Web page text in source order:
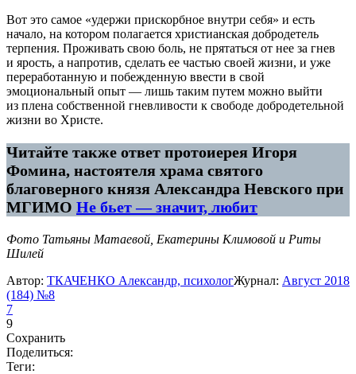
Вот это самое «удержи прискорбное внутри себя» и есть
начало, на котором полагается христианская добродетель
терпения. Проживать свою боль, не прятаться от нее за гнев
и ярость, а напротив, сделать ее частью своей жизни, и уже
переработанную и побежденную ввести в свой
эмоциональный опыт — лишь таким путем можно выйти
из плена собственной гневливости к свободе добродетельной
жизни во Христе.
Читайте также ответ протоиерея Игоря
Фомина, настоятеля храма святого
благоверного князя Александра Невского при
МГИМО Не бьет — значит, любит
Фото Татьяны Матаевой, Екатерины Климовой и Риты
Шилей
Автор: ТКАЧЕНКО Александр, психологЖурнал: Август 2018
(184) №8
7
9
Сохранить
Поделиться:
Теги: